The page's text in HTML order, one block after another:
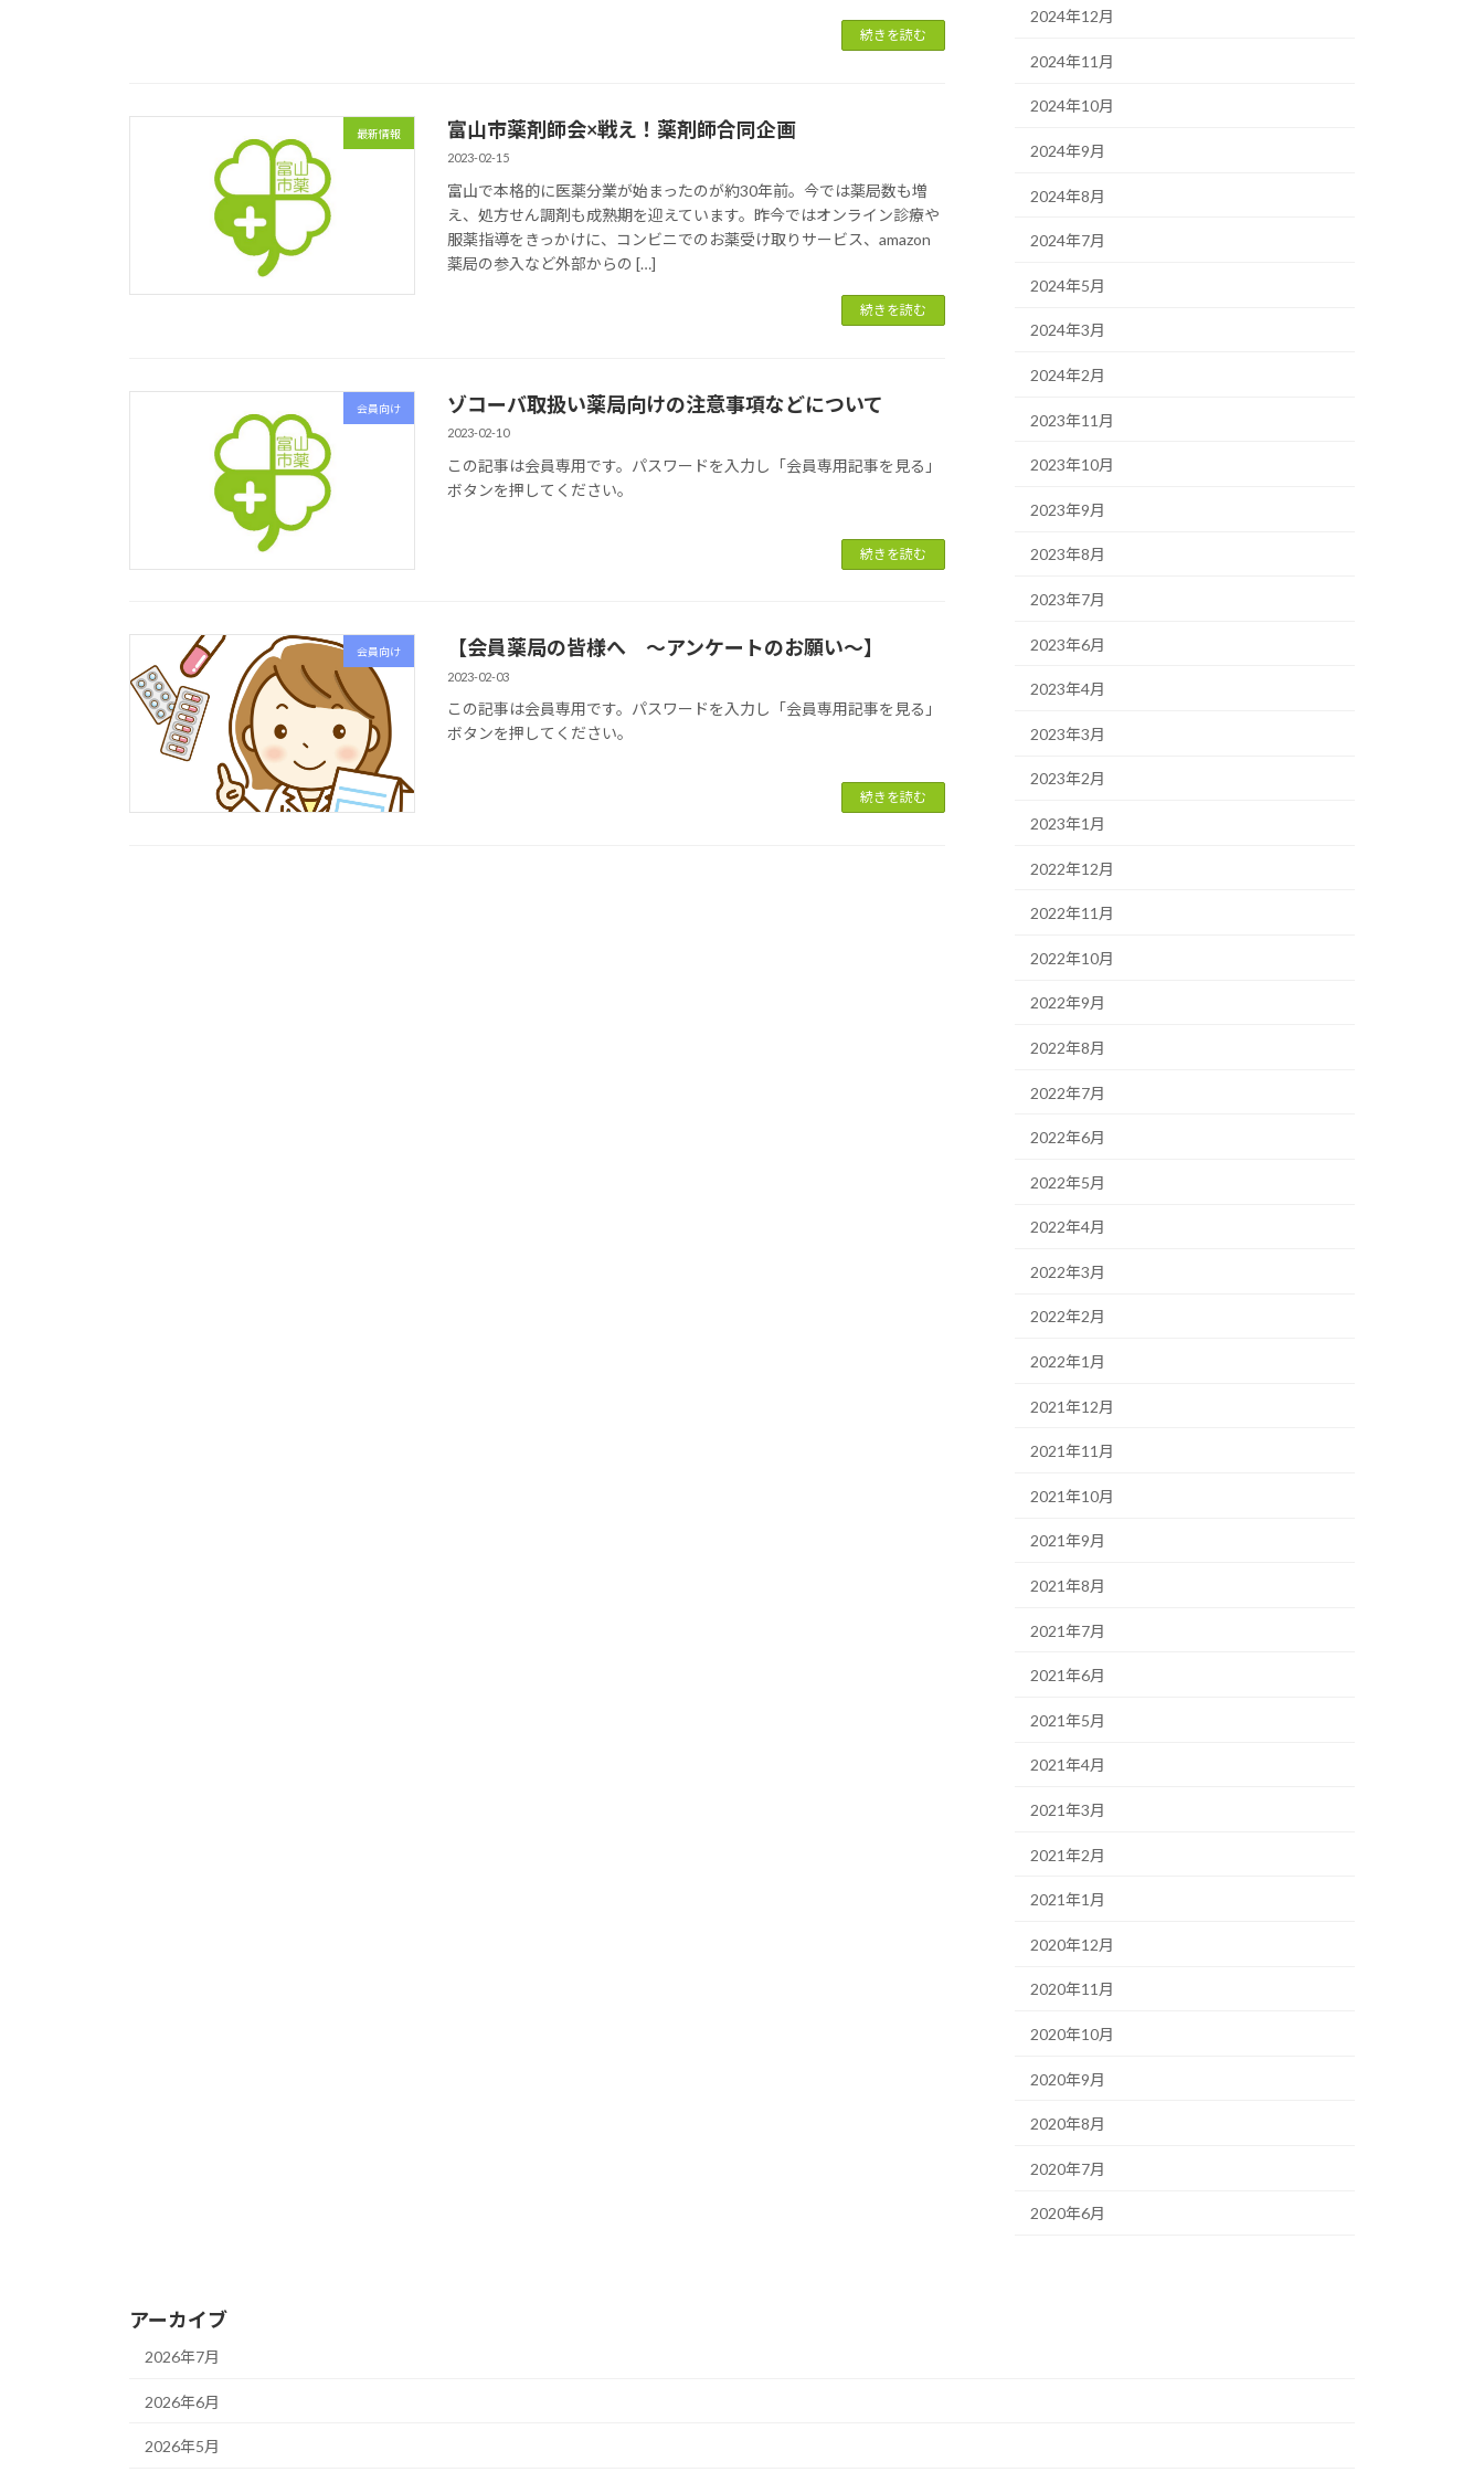
続きを読む
最新情報 富山市薬剤師会×戦え！薬剤師合同企画
2023-02-15
富山で本格的に医薬分業が始まったのが約30年前。今では薬局数も増
え、処方せん調剤も成熟期を迎えています。昨今ではオンライン診療や
服薬指導をきっかけに、コンビニでのお薬受け取りサービス、amazon
薬局の参入など外部からの […]
続きを読む
会員向け ゾコーバ取扱い薬局向けの注意事項などについて
2023-02-10
この記事は会員専用です。パスワードを入力し「会員専用記事を見る」
ボタンを押してください。
続きを読む
会員向け 【会員薬局の皆様へ ～アンケートのお願い～】
2023-02-03
この記事は会員専用です。パスワードを入力し「会員専用記事を見る」
ボタンを押してください。
続きを読む
2024年12月
2024年11月
2024年10月
2024年9月
2024年8月
2024年7月
2024年5月
2024年3月
2024年2月
2023年11月
2023年10月
2023年9月
2023年8月
2023年7月
2023年6月
2023年4月
2023年3月
2023年2月
2023年1月
2022年12月
2022年11月
2022年10月
2022年9月
2022年8月
2022年7月
2022年6月
2022年5月
2022年4月
2022年3月
2022年2月
2022年1月
2021年12月
2021年11月
2021年10月
2021年9月
2021年8月
2021年7月
2021年6月
2021年5月
2021年4月
2021年3月
2021年2月
2021年1月
2020年12月
2020年11月
2020年10月
2020年9月
2020年8月
2020年7月
2020年6月
アーカイブ
2026年7月
2026年6月
2026年5月